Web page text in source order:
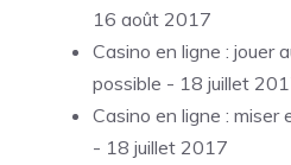
16 août 2017
Casino en ligne : jouer
possible - 18 juillet
Casino en ligne : miser
- 18 juillet 2017